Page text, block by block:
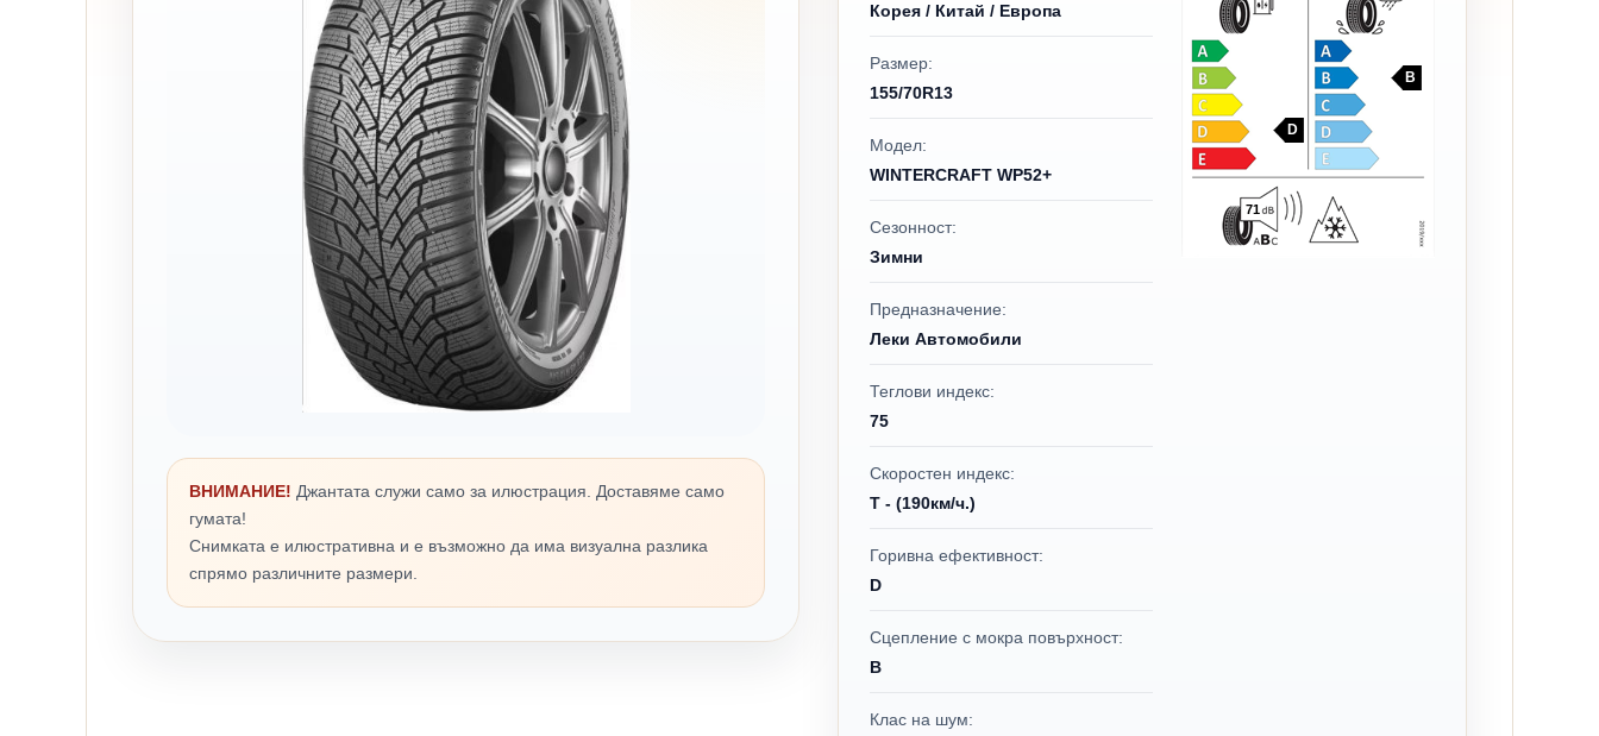
ВНИМАНИЕ! Джантата служи само за илюстрация. Доставяме само
гумата!
Снимката е илюстративна и е възможно да има визуална разлика
спрямо различните размери.
Корея / Китай / Европа
Размер:
155/70R13
Модел:
WINTERCRAFT WP52+
Сезонност:
Зимни
Предназначение:
Леки Автомобили
Теглови индекс:
75
Скоростен индекс:
T - (190км/ч.)
Горивна ефективност:
D
Сцепление с мокра повърхност:
B
Клас на шум:
D
B
71